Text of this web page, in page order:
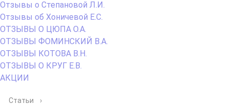
Отзывы о Степановой Л.И.
Отзывы об Хоничевой Е.С.
ОТЗЫВЫ О ЦЮПА О.А.
ОТЗЫВЫ ФОМИНСКИЙ В.А.
ОТЗЫВЫ КОТОВА В.Н.
ОТЗЫВЫ О КРУГ Е.В.
АКЦИИ
Статьи ›